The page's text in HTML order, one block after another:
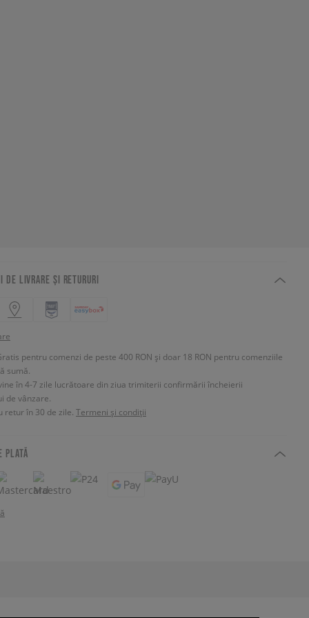
DE LIVRARE ȘI RETURURI
pentru comenzi de peste 400 RON și doar 18 RON pentru comenziile
sumă.
în 4-7 zile lucrătoare din ziua trimiterii confirmării încheierii
de vânzare.
retur în 30 de zile. Termeni și condiții
PLATĂ